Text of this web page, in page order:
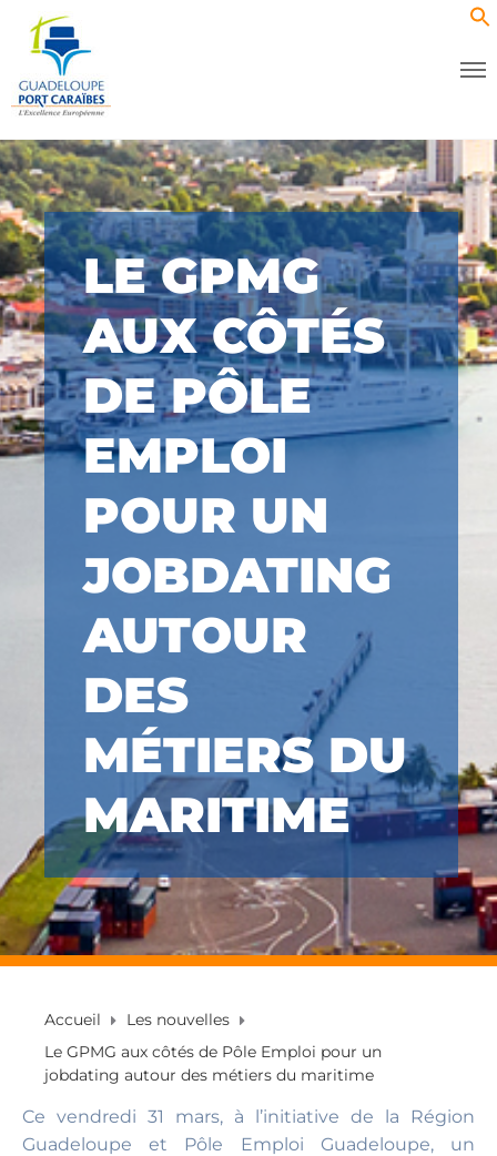
LE GPMG
AUX CÔTÉS
DE PÔLE
EMPLOI
POUR UN
JOBDATING
AUTOUR
DES
MÉTIERS DU
MARITIME
Accueil
Les nouvelles
Le GPMG aux côtés de Pôle Emploi pour un
jobdating autour des métiers du maritime
Ce vendredi 31 mars, à l’initiative de la Région
Guadeloupe et Pôle Emploi Guadeloupe, un